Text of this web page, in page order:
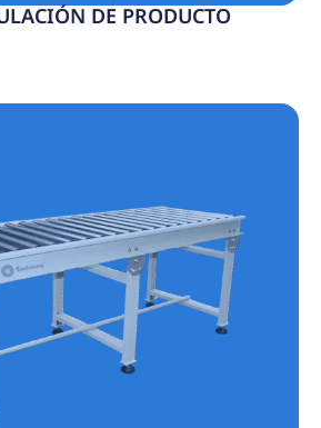
DE PRODUCTO